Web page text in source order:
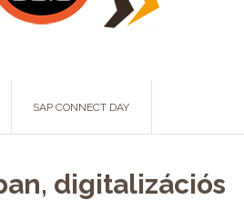
SAP CONNECT DAY
digitalizációs